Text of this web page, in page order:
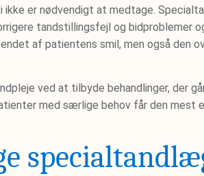
er nødvendigt at medtage.
tandstillingsfejl og bidproblemer
af patientens smil, men også den
ved at tilbyde behandlinger, der
med særlige behov får den mest